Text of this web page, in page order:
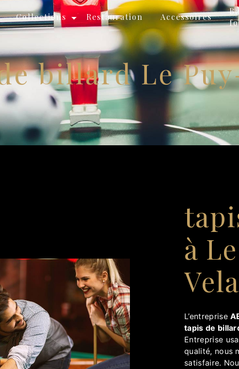
Collections Restauration Accessoires
billard Le
à
L’entreprise
tapis de
Entreprise
qualité, nous
satisfaire.